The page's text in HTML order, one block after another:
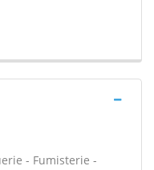
- Fumisterie -